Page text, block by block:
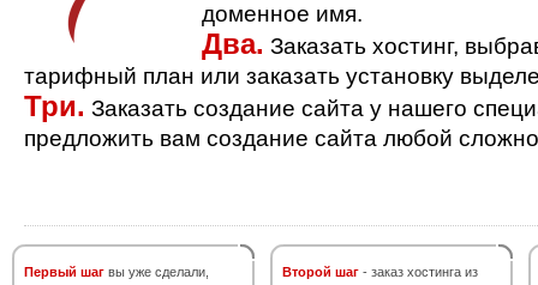
доменное имя.
Два. Заказать хостинг,
тарифный план или заказать установку
Три. Заказать создание сайта у нашего
предложить вам создание сайта любой
Первый шаг вы уже сделали,
Второй шаг - заказ хостинга из